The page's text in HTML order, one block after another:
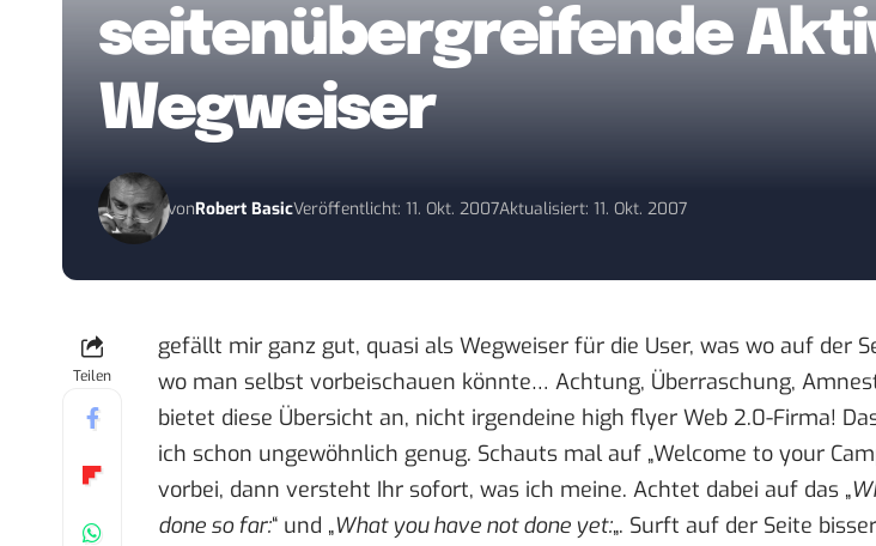
seitenübergreifende
Wegweiser
vonRobert BasicVeröffentlicht: 11. Okt. 2007Aktualisiert: 11. Okt. 2007
Teilen
gefällt mir ganz gut, quasi als Wegweiser für die User, was wo auf der
wo man selbst vorbeischauen könnte… Achtung, Überraschung,
bietet diese Übersicht an, nicht irgendeine high flyer Web 2.0-Firma!
ich schon ungewöhnlich genug. Schauts mal auf „Welcome to your
vorbei, dann versteht Ihr sofort, was ich meine. Achtet dabei auf das „
done so far:“ und „What you have not done yet:„. Surft auf der Seite